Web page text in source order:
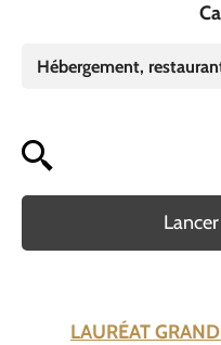
Hébergement,
LAURÉAT